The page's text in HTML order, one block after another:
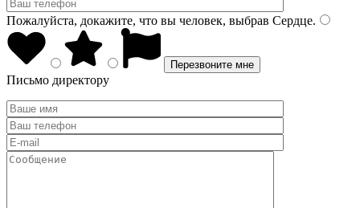
Пожалуйста, докажите, что вы человек, выбрав Сердце.
Письмо директору